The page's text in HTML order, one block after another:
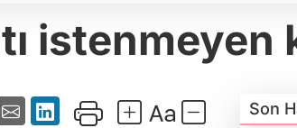
istenmeyen
Son